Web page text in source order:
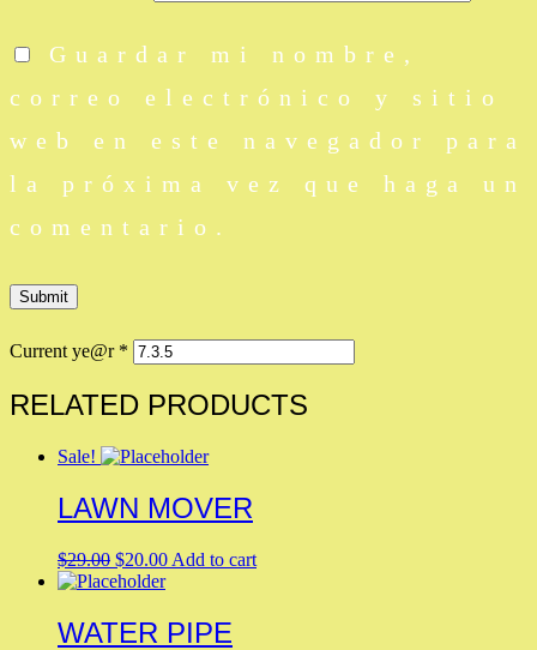
Guardar mi nombre,
correo electrónico y sitio
web en este navegador para
la próxima vez que haga un
comentario.
Current ye@r *
RELATED PRODUCTS
Sale!
LAWN MOVER
$29.00 Original
price
$29.00.
$20.00Current
$20.00.
Add to cart
WATER PIPE